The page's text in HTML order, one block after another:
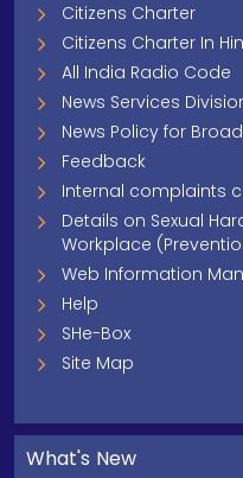
Citizens Charter
Citizens Charter In
All India Radio Code
News Services
News Policy for
Feedback
Internal complaints
Details on Sexual
Workplace
Web Information
Help
SHe-Box
Site Map
What's New